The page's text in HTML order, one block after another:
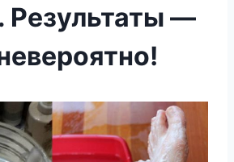
Результаты —